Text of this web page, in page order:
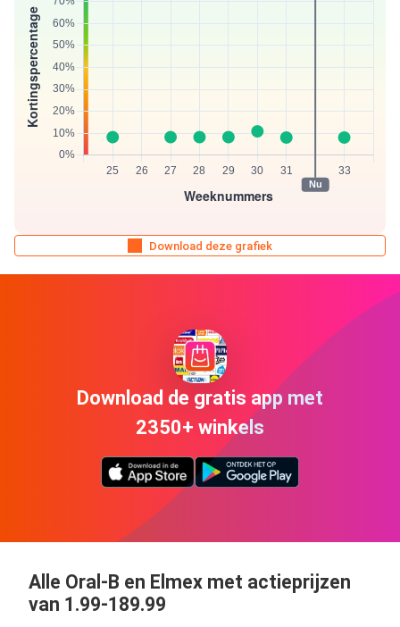
Download deze grafiek
Download de gratis app met
2350+ winkels
Alle Oral-B en Elmex met actieprijzen
van 1.99-189.99